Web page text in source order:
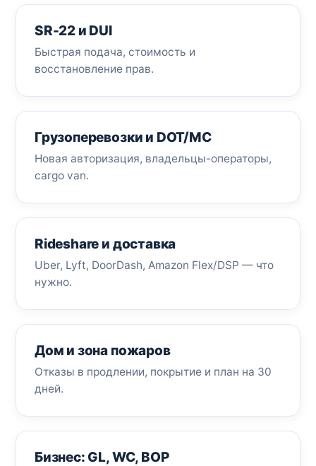
SR-22 и DUI
Быстрая подача, стоимость и
восстановление прав.
Грузоперевозки и DOT/MC
Новая авторизация, владельцы-операторы,
cargo van.
Rideshare и доставка
Uber, Lyft, DoorDash, Amazon Flex/DSP — что
нужно.
Дом и зона пожаров
Отказы в продлении, покрытие и план на 30
дней.
Бизнес: GL, WC, BOP